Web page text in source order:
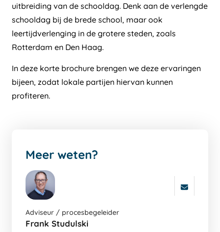
uitbreiding van de schooldag. Denk aan de verlengde
schooldag bij de brede school, maar ook
leertijdverlenging in de grotere steden, zoals
Rotterdam en Den Haag.
In deze korte brochure brengen we deze ervaringen
bijeen, zodat lokale partijen hiervan kunnen
profiteren.
Meer weten?
naar
de
Adviseur / procesbegeleider
Frank Studulski